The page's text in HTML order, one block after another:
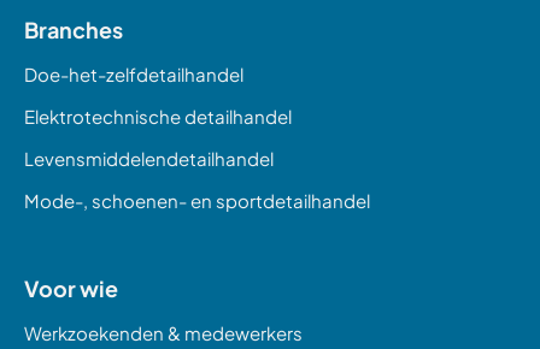
Branches
Doe-het-zelfdetailhandel
Elektrotechnische detailhandel
Levensmiddelendetailhandel
Mode-, schoenen- en sportdetailhandel
Voor wie
Werkzoekenden & medewerkers